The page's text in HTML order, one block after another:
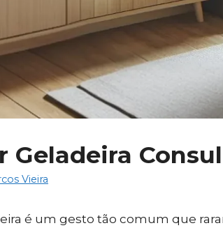
Geladeira
Vieira
é um gesto tão comum que